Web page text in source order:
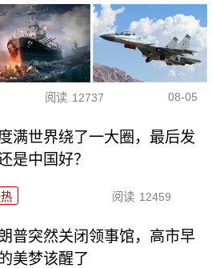
阅读 12737 08-05
满世界绕了一大圈，最后发
是中国好？
阅读 12459
普突然关闭领事馆，高市早
美梦该醒了